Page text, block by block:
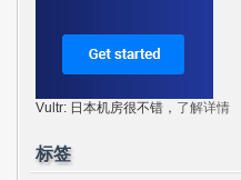
Vultr: 日本机房很不错， 了解详情
标签